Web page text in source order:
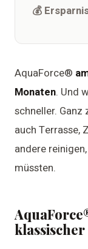
💰
AquaForce®
Monaten. Und
schneller.
auch Terrasse,
andere
müssten.